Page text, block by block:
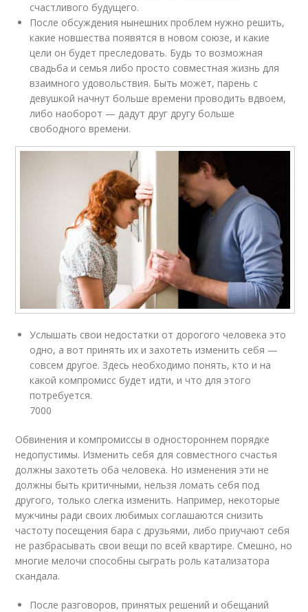
счастливого будущего.
После обсуждения нынешних проблем нужно решить,
какие новшества появятся в новом союзе, и какие
цели он будет преследовать. Будь то возможная
свадьба и семья либо просто совместная жизнь для
взаимного удовольствия. Быть может, парень с
девушкой начнут больше времени проводить вдвоем,
либо наоборот — дадут друг другу больше
свободного времени.
Услышать свои недостатки от дорогого человека это
одно, а вот принять их и захотеть изменить себя —
совсем другое. Здесь необходимо понять, кто и на
какой компромисс будет идти, и что для этого
потребуется.
7000
Обвинения и компромиссы в одностороннем порядке
недопустимы. Изменить себя для совместного счастья
должны захотеть оба человека. Но изменения эти не
должны быть критичными, нельзя ломать себя под
другого, только слегка изменить. Например, некоторые
мужчины ради своих любимых соглашаются снизить
частоту посещения бара с друзьями, либо приучают себя
не разбрасывать свои вещи по всей квартире. Смешно, но
многие мелочи способны сыграть роль катализатора
скандала.
После разговоров, принятых решений и обещаний